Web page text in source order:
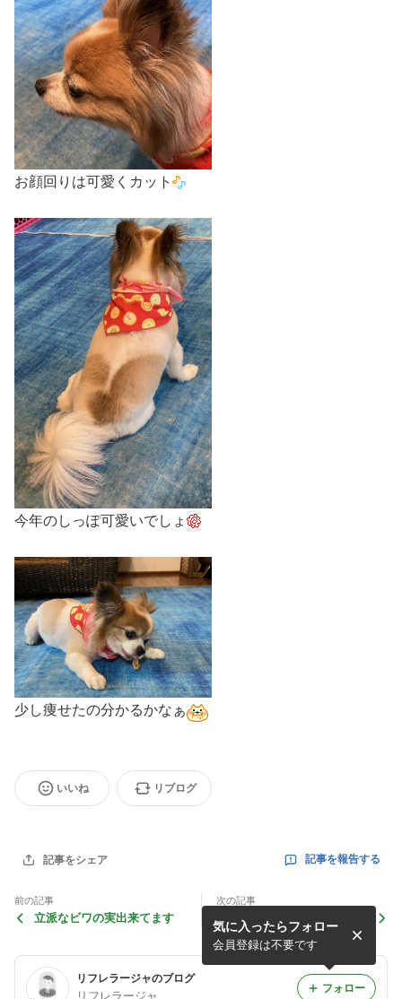
お顔回りは可愛くカット
今年のしっぽ可愛いでしょ
少し痩せたの分かるかなぁ
いいね リブログ
記事をシェア 記事を報告する
前の記事
立派なビワの実出来てます
次の記事
モッコウバラキャンペーン開
催中
リフレラージャのブログ
リフレラージャ
気に入ったらフォロー
会員登録は不要です
フォロー